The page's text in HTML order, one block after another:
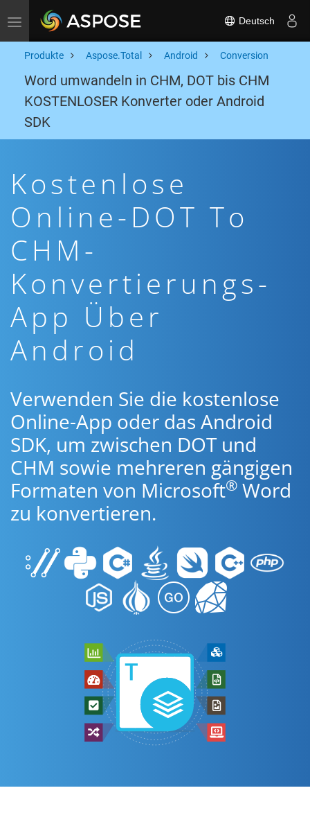
Toggle navigation Deutsch
Produkte Aspose.Total Android Conversion
Word umwandeln in CHM, DOT bis CHM
KOSTENLOSER Konverter oder Android
SDK
Kostenlose
Online-DOT To
CHM-
Konvertierungs-
App Über
Android
Verwenden Sie die kostenlose
Online-App oder das Android
SDK, um zwischen DOT und
CHM sowie mehreren gängigen
Formaten von Microsoft® Word
zu konvertieren.